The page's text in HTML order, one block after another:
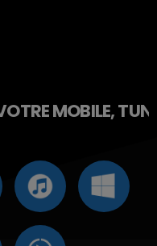
MOBILE,